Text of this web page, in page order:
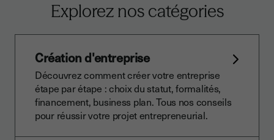
Explorez nos catégories
Création d'entreprise
Découvrez comment créer votre entreprise
étape par étape : choix du statut, formalités,
financement, business plan. Tous nos conseils
pour réussir votre projet entrepreneurial.